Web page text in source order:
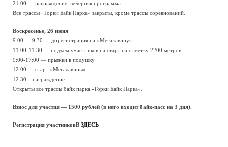
21:00 — награждение, вечерняя программа
Все трассы «Горки Байк Парка» закрыты, кроме трассы соревнований.
Воскресенье, 26 июня
9:00 — 9:30 — дорегистрация на «Мегалавину»
11:00-11:30 — подъем участников на старт на отметку 2200 метров
9:00-17:00 — прыжки в подушку
12:00 — старт «Мегалавины»
12:30 – награждение.
Открыты все трассы байк парка «Горки Байк Парка».
Взнос для участия — 1500 рублей (в него входит байк-пасс на 3 дня).
Регистрация участниковВ ЗДЕСЬ